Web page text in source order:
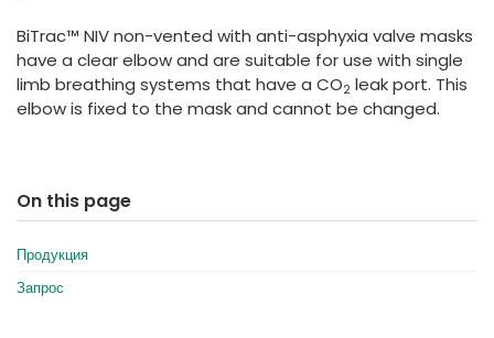
BiTrac™ NIV non-vented with anti-asphyxia valve masks
have a clear elbow and are suitable for use with single
limb breathing systems that have a CO2 leak port. This
elbow is fixed to the mask and cannot be changed.
On this page
Продукция
Запрос